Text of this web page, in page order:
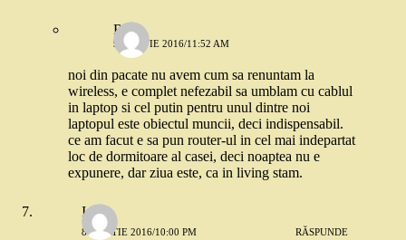
Robo
9 MARTIE 2016/11:52 AM
noi din pacate nu avem cum sa renuntam la
wireless, e complet nefezabil sa umblam cu cablul
in laptop si cel putin pentru unul dintre noi
laptopul este obiectul muncii, deci indispensabil.
ce am facut e sa pun router-ul in cel mai indepartat
loc de dormitoare al casei, deci noaptea nu e
expunere, dar ziua este, ca in living stam.
Ioana
8 MARTIE 2016/10:00 PM RĂSPUNDE